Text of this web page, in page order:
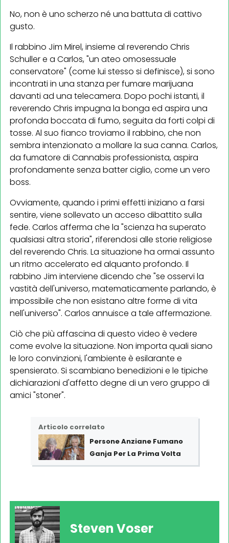
No, non è uno scherzo né una battuta di cattivo
gusto.
Il rabbino Jim Mirel, insieme al reverendo Chris
Schuller e a Carlos, "un ateo omosessuale
conservatore" (come lui stesso si definisce), si sono
incontrati in una stanza per fumare marijuana
davanti ad una telecamera. Dopo pochi istanti, il
reverendo Chris impugna la bonga ed aspira una
profonda boccata di fumo, seguita da forti colpi di
tosse. Al suo fianco troviamo il rabbino, che non
sembra intenzionato a mollare la sua canna. Carlos,
da fumatore di Cannabis professionista, aspira
profondamente senza batter ciglio, come un vero
boss.
Ovviamente, quando i primi effetti iniziano a farsi
sentire, viene sollevato un acceso dibattito sulla
fede. Carlos afferma che la "scienza ha superato
qualsiasi altra storia", riferendosi alle storie religiose
del reverendo Chris. La situazione ha ormai assunto
un ritmo accelerato ed alquanto profondo. Il
rabbino Jim interviene dicendo che "se osservi la
vastità dell'universo, matematicamente parlando, è
impossibile che non esistano altre forme di vita
nell'universo". Carlos annuisce a tale affermazione.
Ciò che più affascina di questo video è vedere
come evolve la situazione. Non importa quali siano
le loro convinzioni, l'ambiente è esilarante e
spensierato. Si scambiano benedizioni e le tipiche
dichiarazioni d'affetto degne di un vero gruppo di
amici "stoner".
Articolo correlato
Persone Anziane Fumano
Ganja Per La Prima Volta
Steven Voser